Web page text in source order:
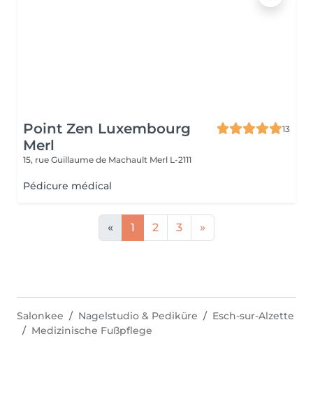
Point Zen Luxembourg
Merl
13
15, rue Guillaume de Machault Merl L-2111
Pédicure médical
« 1 2 3 »
Salonkee Nagelstudio & Pediküre
Esch-sur-Alzette
Medizinische Fußpflege